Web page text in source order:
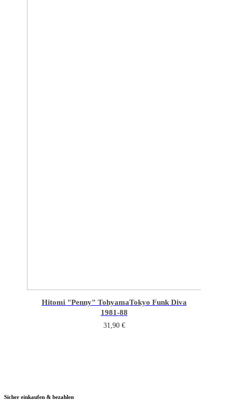
Hitomi "Penny" TohyamaTokyo Funk Diva
1981-88
31,90 €
Sicher einkaufen & bezahlen